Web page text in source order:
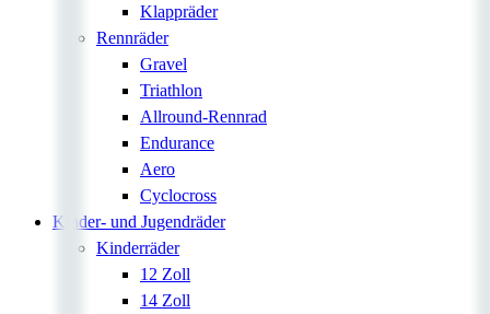
Klappräder
Rennräder
Gravel
Triathlon
Allround-Rennrad
Endurance
Aero
Cyclocross
Kinder- und Jugendräder
Kinderräder
12 Zoll
14 Zoll